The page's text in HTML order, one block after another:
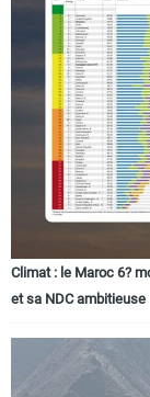
Climat : le Maroc 6?
et sa NDC ambitieuse